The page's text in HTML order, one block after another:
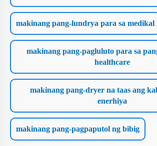
makinang pang-lundrya para sa medikal
makinang pang-pagluluto para sa
healthcare
makinang pang-dryer na taas ang
enerhiya
makinang pang-pagpaputol ng bibig